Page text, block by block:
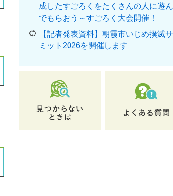
成したすごろくをたくさんの人に遊ん
でもらおう～すごろく大会開催！
【記者発表資料】朝霞市いじめ撲滅サ
ミット2026を開催します